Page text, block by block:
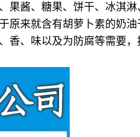
酱、糖果、饼干、冰淇
来就含有胡萝卜素的奶
、味以及为防腐等需要